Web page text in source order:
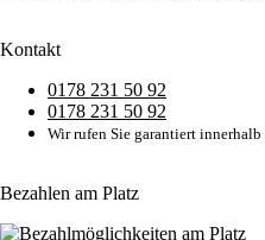
Kontakt
0178 231 50 92
0178 231 50 92
Wir rufen Sie garantiert
Bezahlen am Platz